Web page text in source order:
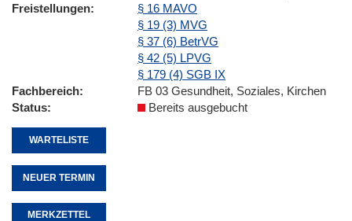
Freistellungen
§ 16 MAVO
§ 19 (3) MVG
§ 37 (6) BetrVG
§ 42 (5) LPVG
§ 179 (4) SGB IX
Fachbereich
FB 03 Gesundheit, Soziales, Kirchen
Status
Bereits ausgebucht
WARTELISTE
NEUER TERMIN
MERKZETTEL